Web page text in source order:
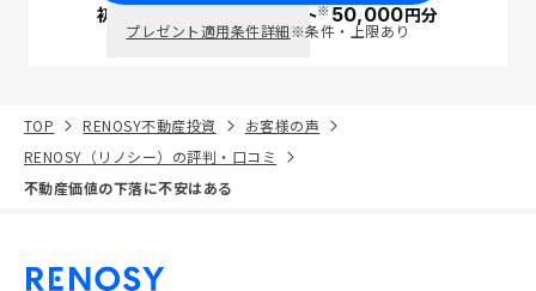
初回面談で ポイント※50,000円分
プレゼント適用条件詳細※条件・上限あり
TOP RENOSY不動産投資
お客様の声
RENOSY（リノシー）の評判・口コミ
不動産価値の下落に不安はある